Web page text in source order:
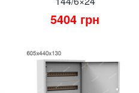
5404 грн